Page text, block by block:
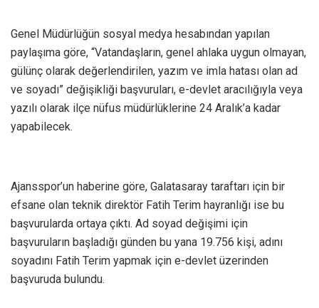
Genel Müdürlüğün sosyal medya hesabından yapılan
paylaşıma göre, “Vatandaşların, genel ahlaka uygun olmayan,
gülünç olarak değerlendirilen, yazım ve imla hatası olan ad
ve soyadı” değişikliği başvuruları, e-devlet aracılığıyla veya
yazılı olarak ilçe nüfus müdürlüklerine 24 Aralık’a kadar
yapabilecek.
Ajansspor’un haberine göre, Galatasaray taraftarı için bir
efsane olan teknik direktör Fatih Terim hayranlığı ise bu
başvurularda ortaya çıktı. Ad soyad değişimi için
başvuruların başladığı günden bu yana 19.756 kişi, adını
soyadını Fatih Terim yapmak için e-devlet üzerinden
başvuruda bulundu.